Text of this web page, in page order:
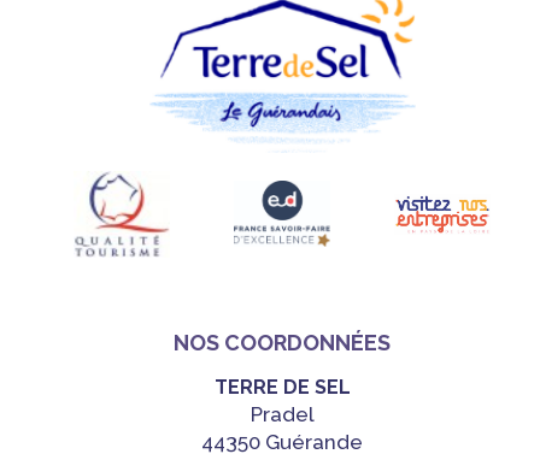
NOS COORDONNÉES
TERRE DE SEL
Pradel
44350 Guérande